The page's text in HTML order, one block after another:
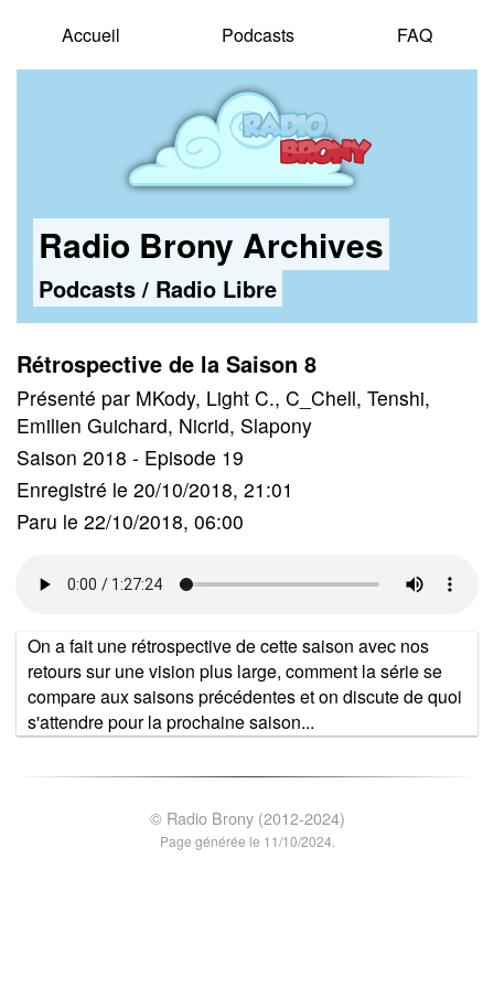
Accueil Podcasts FAQ
Radio Brony Archives
Podcasts/ Radio Libre
Rétrospective de la Saison 8
Présenté par MKody, Light C., C_Chell, Tenshi,
Emilien Guichard, Nicrid, Slapony
Saison 2018 - Episode 19
Enregistré le 20/10/2018, 21:01
Paru le 22/10/2018, 06:00
On a fait une rétrospective de cette saison avec nos
retours sur une vision plus large, comment la série se
compare aux saisons précédentes et on discute de quoi
s'attendre pour la prochaine saison...
© Radio Brony (2012-2024)
Page générée le 11/10/2024.